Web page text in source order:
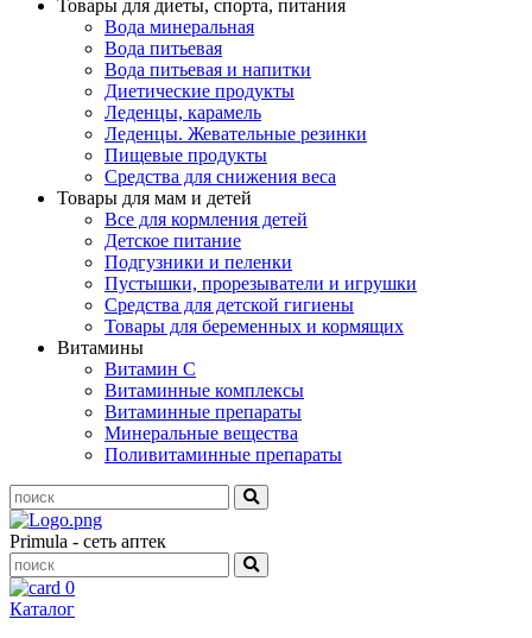
Товары для диеты, спорта, питания
Вода минеральная
Вода питьевая
Вода питьевая и напитки
Диетические продукты
Леденцы, карамель
Леденцы. Жевательные резинки
Пищевые продукты
Средства для снижения веса
Товары для мам и детей
Все для кормления детей
Детское питание
Подгузники и пеленки
Пустышки, прорезыватели и игрушки
Средства для детской гигиены
Товары для беременных и кормящих
Витамины
Витамин С
Витаминные комплексы
Витаминные препараты
Минеральные вещества
Поливитаминные препараты
Primula - сеть аптек
0
Каталог